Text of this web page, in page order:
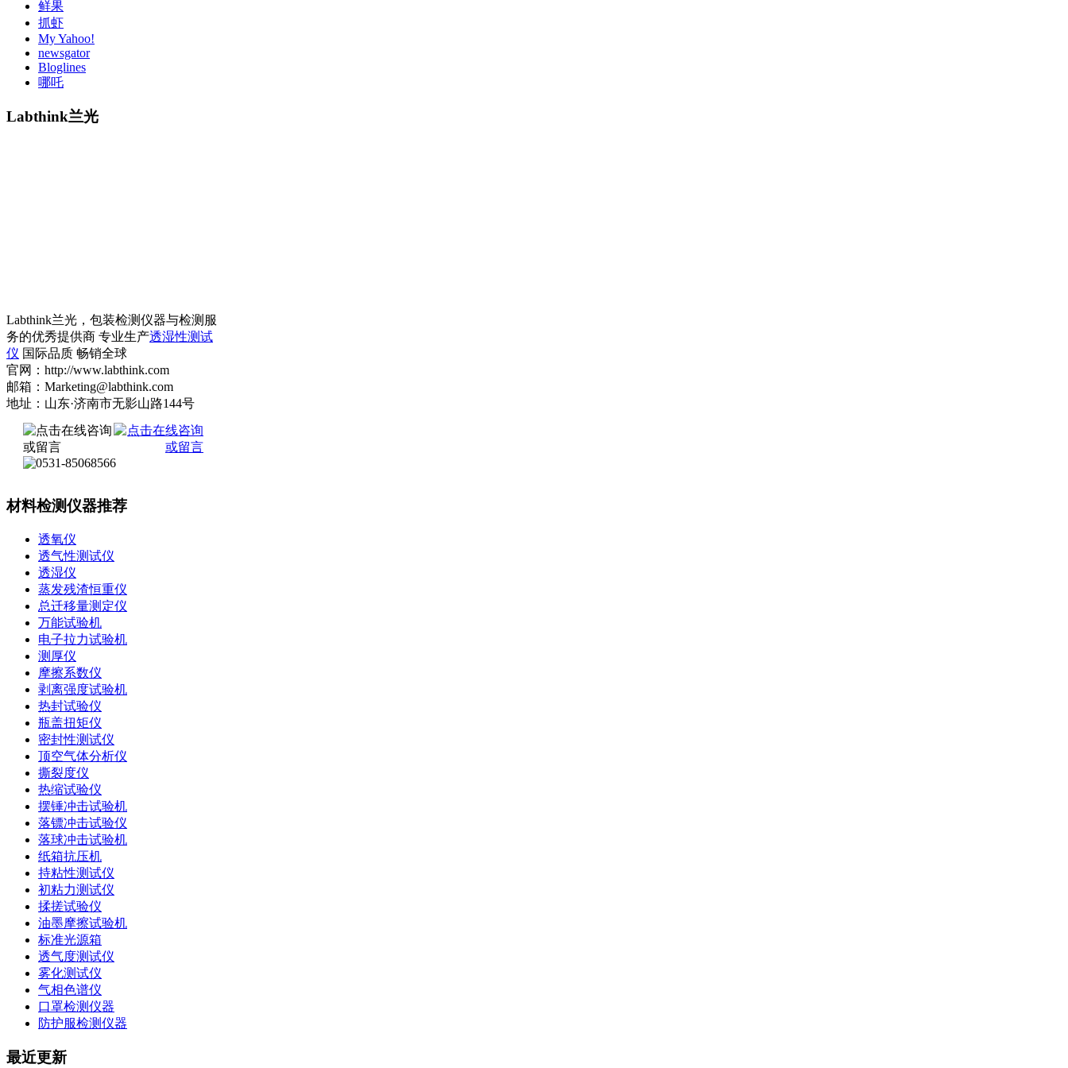
鲜果
抓虾
My Yahoo!
newsgator
Bloglines
哪吒
Labthink兰光
Labthink兰光，包装检测仪器与检测服
务的优秀提供商 专业生产透湿性测试
仪 国际品质 畅销全球
官网：http://www.labthink.com
邮箱：Marketing@labthink.com
地址：山东·济南市无影山路144号
材料检测仪器推荐
透氧仪
透气性测试仪
透湿仪
蒸发残渣恒重仪
总迁移量测定仪
万能试验机
电子拉力试验机
测厚仪
摩擦系数仪
剥离强度试验机
热封试验仪
瓶盖扭矩仪
密封性测试仪
顶空气体分析仪
撕裂度仪
热缩试验仪
摆锤冲击试验机
落镖冲击试验仪
落球冲击试验机
纸箱抗压机
持粘性测试仪
初粘力测试仪
揉搓试验仪
油墨摩擦试验机
标准光源箱
透气度测试仪
雾化测试仪
气相色谱仪
口罩检测仪器
防护服检测仪器
最近更新